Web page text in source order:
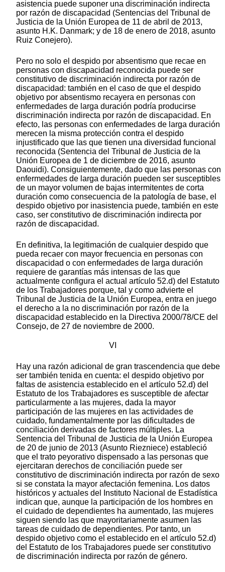
asistencia puede suponer una discriminación indirecta
por razón de discapacidad (Sentencias del Tribunal de
Justicia de la Unión Europea de 11 de abril de 2013,
asunto H.K. Danmark; y de 18 de enero de 2018, asunto
Ruiz Conejero).
Pero no solo el despido por absentismo que recae en
personas con discapacidad reconocida puede ser
constitutivo de discriminación indirecta por razón de
discapacidad: también en el caso de que el despido
objetivo por absentismo recayera en personas con
enfermedades de larga duración podría producirse
discriminación indirecta por razón de discapacidad. En
efecto, las personas con enfermedades de larga duración
merecen la misma protección contra el despido
injustificado que las que tienen una diversidad funcional
reconocida (Sentencia del Tribunal de Justicia de la
Unión Europea de 1 de diciembre de 2016, asunto
Daouidi). Consiguientemente, dado que las personas con
enfermedades de larga duración pueden ser susceptibles
de un mayor volumen de bajas intermitentes de corta
duración como consecuencia de la patología de base, el
despido objetivo por inasistencia puede, también en este
caso, ser constitutivo de discriminación indirecta por
razón de discapacidad.
En definitiva, la legitimación de cualquier despido que
pueda recaer con mayor frecuencia en personas con
discapacidad o con enfermedades de larga duración
requiere de garantías más intensas de las que
actualmente configura el actual artículo 52.d) del Estatuto
de los Trabajadores porque, tal y como advierte el
Tribunal de Justicia de la Unión Europea, entra en juego
el derecho a la no discriminación por razón de la
discapacidad establecido en la Directiva 2000/78/CE del
Consejo, de 27 de noviembre de 2000.
VI
Hay una razón adicional de gran trascendencia que debe
ser también tenida en cuenta: el despido objetivo por
faltas de asistencia establecido en el artículo 52.d) del
Estatuto de los Trabajadores es susceptible de afectar
particularmente a las mujeres, dada la mayor
participación de las mujeres en las actividades de
cuidado, fundamentalmente por las dificultades de
conciliación derivadas de factores múltiples. La
Sentencia del Tribunal de Justicia de la Unión Europea
de 20 de junio de 2013 (Asunto Riezniece) estableció
que el trato peyorativo dispensado a las personas que
ejercitaran derechos de conciliación puede ser
constitutivo de discriminación indirecta por razón de sexo
si se constata la mayor afectación femenina. Los datos
históricos y actuales del Instituto Nacional de Estadística
indican que, aunque la participación de los hombres en
el cuidado de dependientes ha aumentado, las mujeres
siguen siendo las que mayoritariamente asumen las
tareas de cuidado de dependientes. Por tanto, un
despido objetivo como el establecido en el artículo 52.d)
del Estatuto de los Trabajadores puede ser constitutivo
de discriminación indirecta por razón de género.